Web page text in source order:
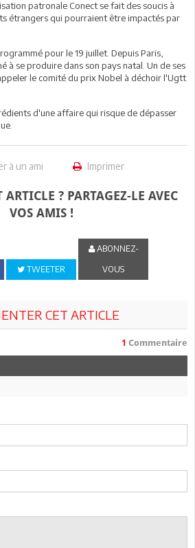
patronale Conect se fait des soucis à
étrangers qui pourraient être impactés par
pour le 19 juillet. Depuis Paris,
à se produire dans son pays natal. Un de ses
le comité du prix Nobel à déchoir l'Ugtt
d'une affaire qui risque de dépasser
à un ami Imprimer
? PARTAGEZ-LE AVEC
VOS AMIS !
TWEETER
ABONNEZ-
VOUS
CET ARTICLE
1 Commentaire